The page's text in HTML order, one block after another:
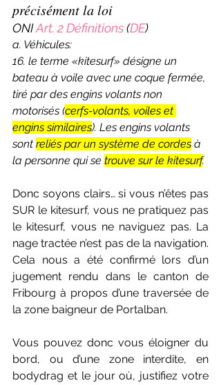
précisément la loi
ONI Art. 2 Définitions (DE)
a. Véhicules:
16. le terme «kitesurf» désigne un
bateau à voile avec une coque fermée,
tiré par des engins volants non
motorisés (cerfs-volants, voiles et
engins similaires). Les engins volants
sont reliés par un système de cordes à
la personne qui se trouve sur le kitesurf.
Donc soyons clairs… si vous n’êtes pas
SUR le kitesurf, vous ne pratiquez pas
le kitesurf, vous ne naviguez pas. La
nage tractée n’est pas de la navigation.
Cela nous a été confirmé lors d’un
jugement rendu dans le canton de
Fribourg à propos d’une traversée de
la zone baigneur de Portalban.
Vous pouvez donc vous éloigner du
bord, ou d’une zone interdite, en
bodydrag et le jour où, justifiez votre